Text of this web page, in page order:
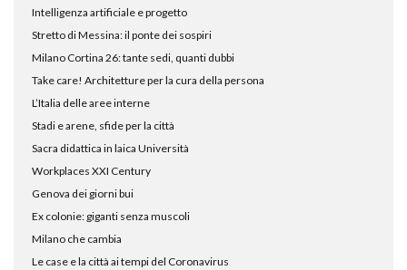
Intelligenza artificiale e progetto
Stretto di Messina: il ponte dei sospiri
Milano Cortina 26: tante sedi, quanti dubbi
Take care! Architetture per la cura della persona
L’Italia delle aree interne
Stadi e arene, sfide per la città
Sacra didattica in laica Università
Workplaces XXI Century
Genova dei giorni bui
Ex colonie: giganti senza muscoli
Milano che cambia
Le case e la città ai tempi del Coronavirus